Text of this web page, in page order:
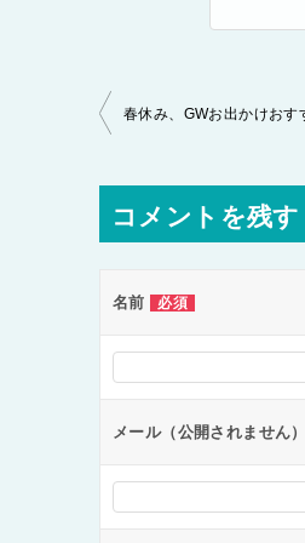
投
ナ
ビ
ー
ョ
ン
コメントを残す
名前 必須
メール（公開されません）